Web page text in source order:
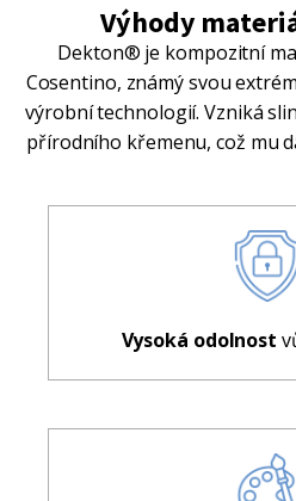
Výhody
Dekton® je kompozitní
Cosentino, známý svou
výrobní technologií. Vzniká
přírodního křemenu, což mu
Vysoká odolnost